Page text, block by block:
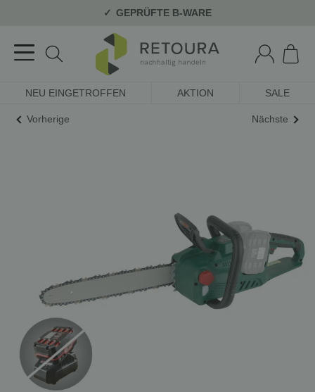
GEPRÜFTE B-WARE
NEU EINGETROFFEN AKTION SALE
Vorherige Nächste